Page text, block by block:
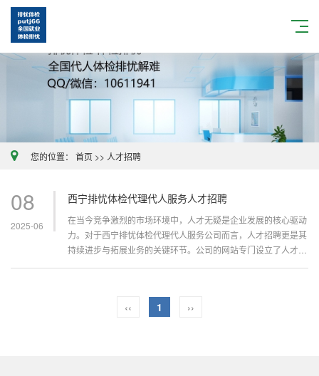
您的位置： 首页 >> 人才招聘
08
2025-06
西宁排忧体检代理代人服务人才招聘
在当今竞争激烈的市场环境中，人才无疑是企业发展的核心驱动
力。对于西宁排忧体检代理代人服务公司而言，人才招聘更是其
持续进步与拓展业务的关键环节。公司的网站专门设立了人才招
‹‹ 1 ››